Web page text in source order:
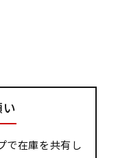
で在庫を共有し